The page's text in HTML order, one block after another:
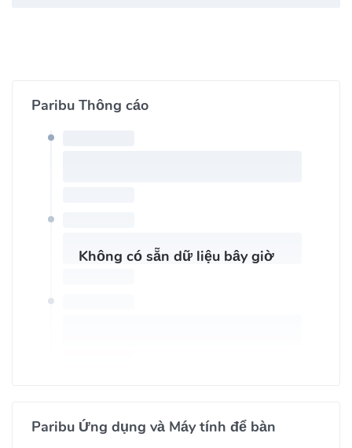
Paribu Thông cáo
Không có sẵn dữ liệu bây giờ
Paribu Ứng dụng và Máy tính để bàn